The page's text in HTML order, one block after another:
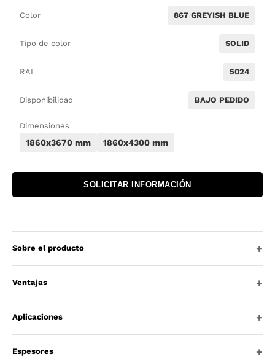
Color 867 GREYISH BLUE
Tipo de color SOLID
RAL 5024
Disponibilidad BAJO PEDIDO
Dimensiones
1860x3670 mm 1860x4300 mm
SOLICITAR INFORMACIÓN
Sobre el producto
Ventajas
Aplicaciones
Espesores